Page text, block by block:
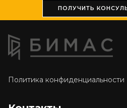
ПОЛУЧИТЬ
Политика конфиденциальности